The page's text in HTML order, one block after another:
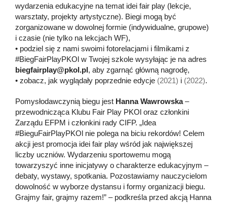
wydarzenia edukacyjne na temat idei fair play (lekcje,
warsztaty, projekty artystyczne). Biegi mogą być
zorganizowane w dowolnej formie (indywidualne, grupowe)
i czasie (nie tylko na lekcjach WF),
• podziel się z nami swoimi fotorelacjami i filmikami z
#BiegFairPlayPKOl w Twojej szkole wysyłając je na adres
biegfairplay@pkol.pl, aby zgarnąć główną nagrodę,
• zobacz, jak wyglądały poprzednie edycje (2021) i (2022).
Pomysłodawczynią biegu jest Hanna Wawrowska–
przewodnicząca Klubu Fair Play PKOl oraz członkini
Zarządu EFPM i członkini rady CIFP. „Idea
#BieguFairPlayPKOl nie polega na biciu rekordów! Celem
akcji jest promocja idei fair play wśród jak największej
liczby uczniów. Wydarzeniu sportowemu mogą
towarzyszyć inne inicjatywy o charakterze edukacyjnym –
debaty, wystawy, spotkania. Pozostawiamy nauczycielom
dowolność w wyborze dystansu i formy organizacji biegu.
Grajmy fair, grajmy razem!” – podkreśla przed akcją Hanna